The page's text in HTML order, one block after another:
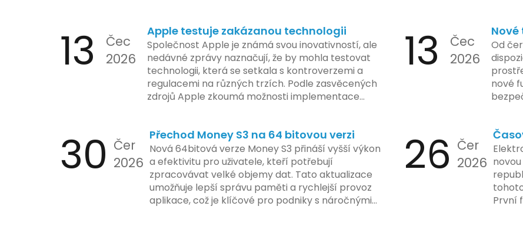
13
Čec
2026
Apple testuje zakázanou technologii
Společnost Apple je známá svou inovativností, ale
nedávné zprávy naznačují, že by mohla testovat
technologii, která se setkala s kontroverzemi a
regulacemi na různých trzích. Podle zasvěcených
zdrojů Apple zkoumá možnosti implementace
se zaměřuje na pokročilé sledování uživatelských
aktivit, což vyvolalo obavy ohledně soukromí a
ochrany dat uživatelů. Zatímco Apple tvrdí, že
veškeré jejich inovace kladou důraz na bezpečnost
a ochranu spotřebitelů, regulační orgány různých
zemí jsou na pozoru a sledují vývoj celého případu
13
Čec
2026
Nové
Od
nové
30 Čer
2026
Přechod Money S3 na 64 bitovou verzi
Nová 64bitová verze Money S3 přináší vyšší výkon
a efektivitu pro uživatele, kteří potřebují
zpracovávat velké objemy dat. Tato aktualizace
umožňuje lepší správu paměti a rychlejší provoz
aplikace, což je klíčové pro podniky s náročnými
26 Čer
2026
První